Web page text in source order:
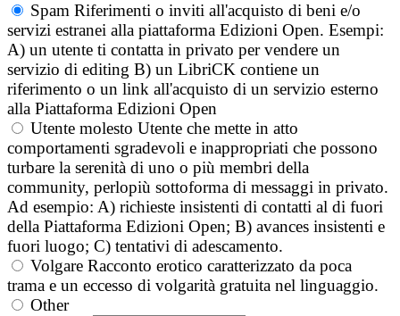
Spam Riferimenti o inviti all'acquisto di beni e/o
servizi estranei alla piattaforma Edizioni Open. Esempi:
A) un utente ti contatta in privato per vendere un
servizio di editing B) un LibriCK contiene un
riferimento o un link all'acquisto di un servizio esterno
alla Piattaforma Edizioni Open
Utente molesto Utente che mette in atto
comportamenti sgradevoli e inappropriati che possono
turbare la serenità di uno o più membri della
community, perlopiù sottoforma di messaggi in privato.
Ad esempio: A) richieste insistenti di contatti al di fuori
della Piattaforma Edizioni Open; B) avances insistenti e
fuori luogo; C) tentativi di adescamento.
Volgare Racconto erotico caratterizzato da poca
trama e un eccesso di volgarità gratuita nel linguaggio.
Other